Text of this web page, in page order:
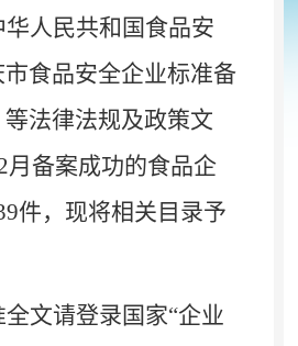
人民共和国食品安
食品安全企业标准备
等法律法规及政策文
月备案成功的食品企
件， 现将相关目录予
全文请登录国家“企业